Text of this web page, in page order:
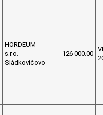
HORDEUM
s.r.o.
Sládkovičovo
126 000.00